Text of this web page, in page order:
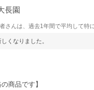
長園
さんは、過去1年間で平均して特
くなりました。
商品です】